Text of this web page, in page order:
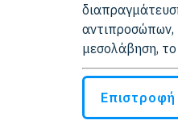
μεσολάβηση,
Επιστροφή